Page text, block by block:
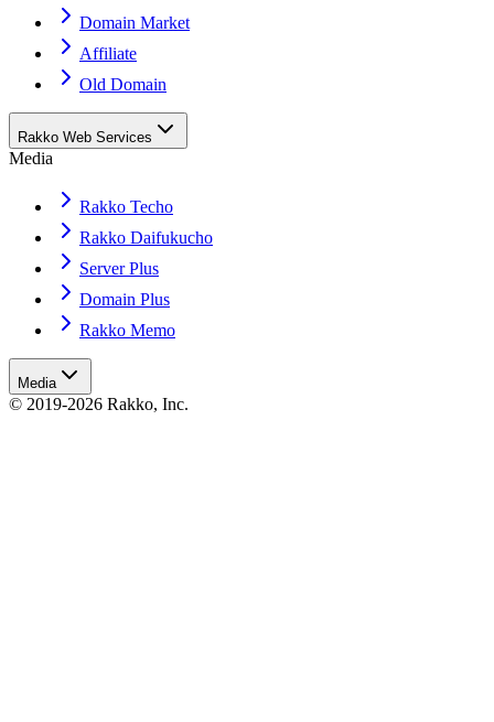
Domain Market
Affiliate
Old Domain
Rakko Web Services
Media
Rakko Techo
Rakko Daifukucho
Server Plus
Domain Plus
Rakko Memo
Media
© 2019-2026 Rakko, Inc.